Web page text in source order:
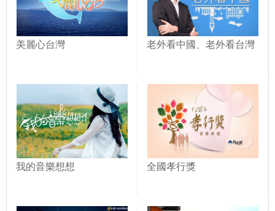
美麗心台灣 老外看中國、老外看台灣
我的音樂想想 全國孝行獎